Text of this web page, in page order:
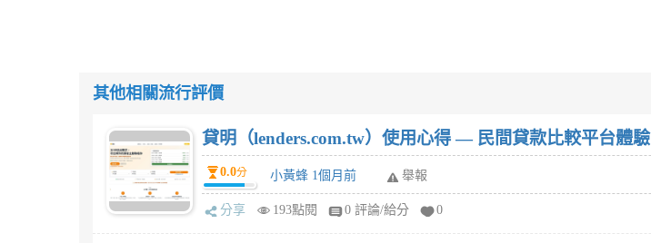
其他相關流行評價
貸明（lenders.com.tw）使用心得 — 民間貸款比較平台體驗
0.0分 小黃蜂 1個月前 舉報
分享 193點閱 0 評論/給分 0